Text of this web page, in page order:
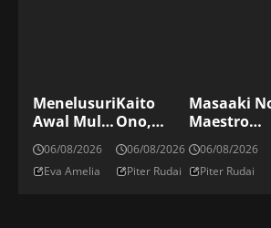
Menelusuri
Awal Mula
Tradisi
Menyiram
Sampanye
06/08/2026
Eva Amelia
Kaito
Ono,
Striker
Elite
Jepang Di
06/08/2026
Piter Rudai
Masaaki
Maestro
Kickboxing
Jepang Di
06/08/2026
Piter Rudai